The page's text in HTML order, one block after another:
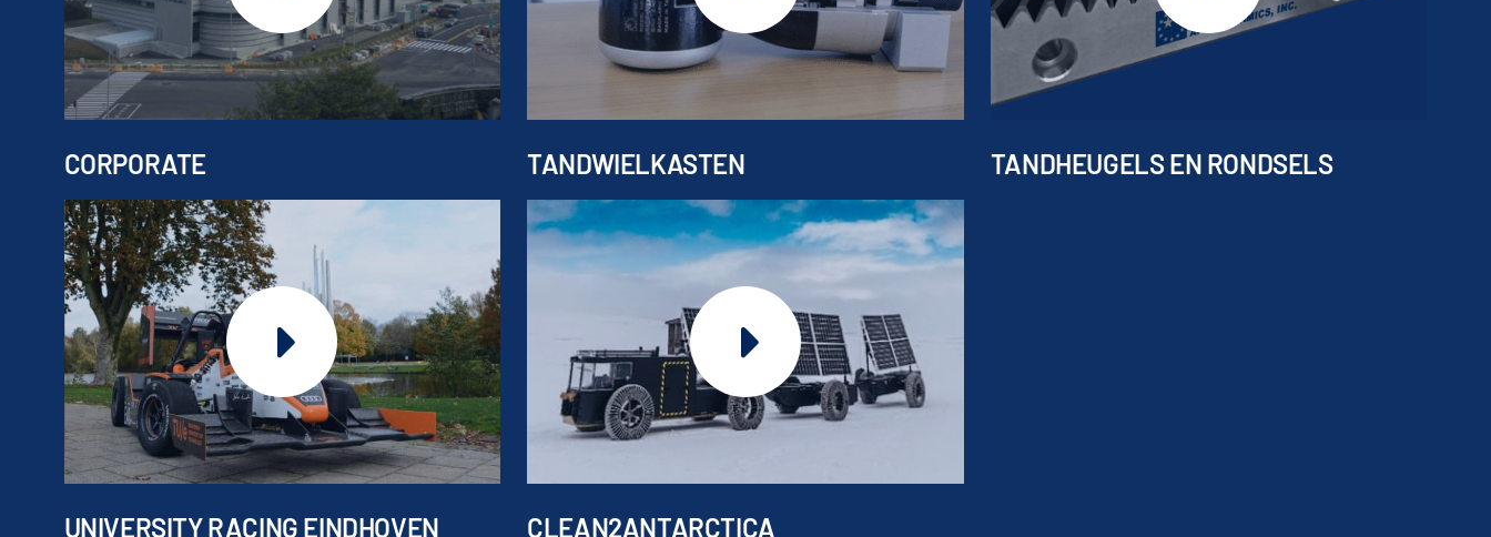
CORPORATE TANDWIELKASTEN TANDHEUGELS EN RONDSELS
UNIVERSITY RACING EINDHOVEN CLEAN2ANTARCTICA